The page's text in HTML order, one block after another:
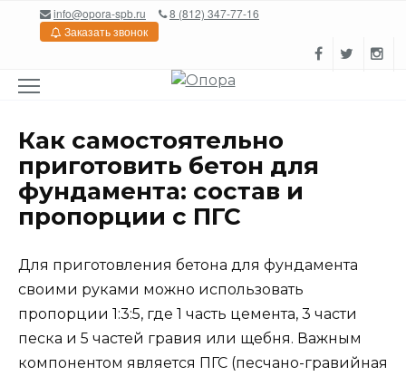
Перейтиinfo@opora-spb.ru
8 (812) 347-77-16
Заказать звонок
Как самостоятельно
приготовить бетон для
фундамента: состав и
пропорции с ПГС
Для приготовления бетона для фундамента
своими руками можно использовать
пропорции 1:3:5, где 1 часть цемента, 3 части
песка и 5 частей гравия или щебня. Важным
компонентом является ПГС (песчано-гравийная